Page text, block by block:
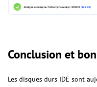
Conclusion et
Les disques durs IDE sont